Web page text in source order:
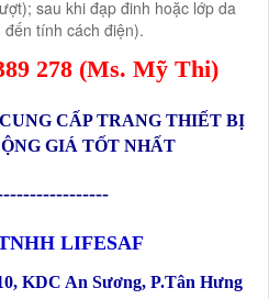
sau khi đạp đinh hoặc lớp da
tính cách điện).
278(Ms. Mỹ Thi)
CẤP TRANG THIẾT BỊ
GIÁ TỐT NHẤT
LIFESAF
KDC An Sương, P.Tân Hưng